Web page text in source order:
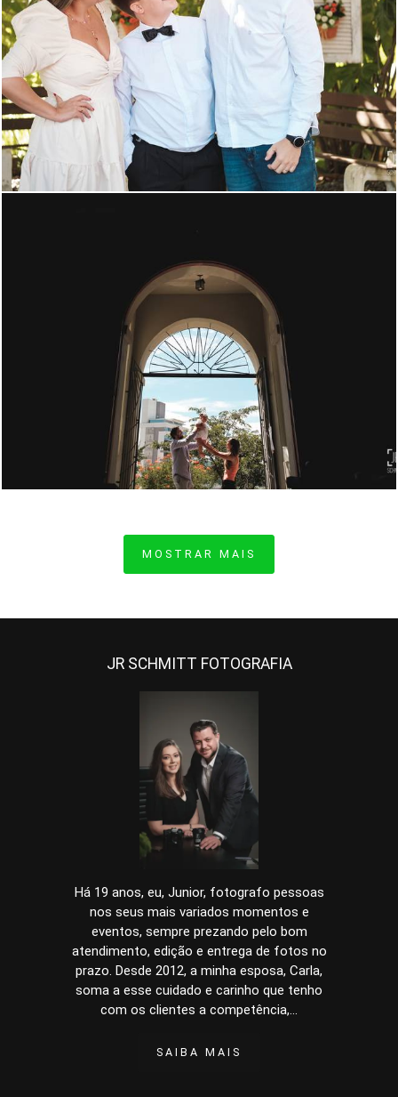
MOSTRAR MAIS
JR SCHMITT FOTOGRAFIA
Há 19 anos, eu, Junior, fotografo pessoas
nos seus mais variados momentos e
eventos, sempre prezando pelo bom
atendimento, edição e entrega de fotos no
prazo. Desde 2012, a minha esposa, Carla,
soma a esse cuidado e carinho que tenho
com os clientes a competência,...
SAIBA MAIS